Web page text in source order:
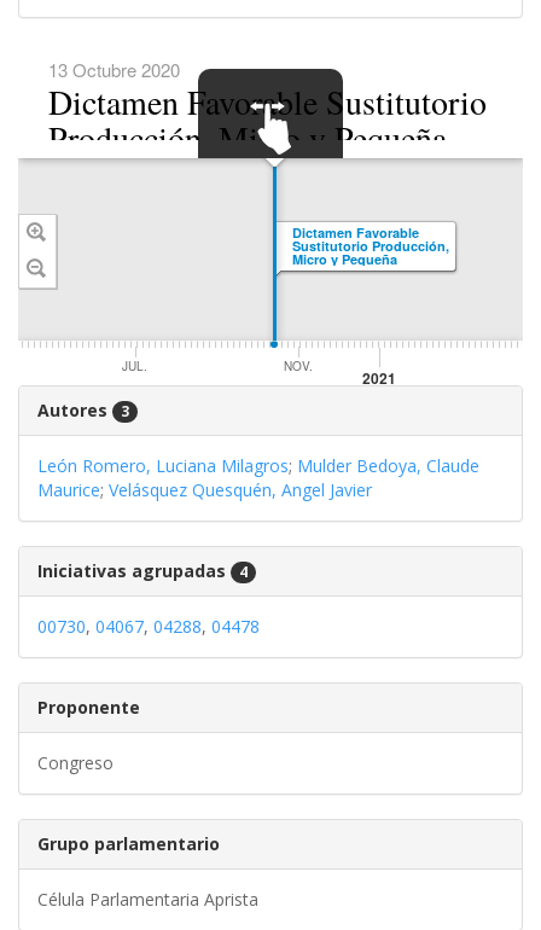
13 Octubre 2020
Dictamen Favorable Sustitutorio
Producción, Micro y Pequeña
Empresa y Cooperativas
Unanimidad
SWIPE TO
Dictamen Favorable
Sustitutorio Producción,
Micro y Pequeña
Empresa y Cooperativas
2021
JUL. NOV.
Autores 3
León Romero, Luciana Milagros; Mulder Bedoya, Claude
Maurice; Velásquez Quesquén, Angel Javier
Iniciativas agrupadas 4
00730, 04067, 04288, 04478
Proponente
Congreso
Grupo parlamentario
Célula Parlamentaria Aprista